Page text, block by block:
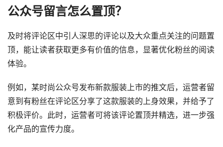
公众号留言怎么置顶？
及时将评论区中引人深思的评论以及大众重点关注的问题置
顶，能让读者获取更多有价值的信息，显著优化粉丝的阅读
体验。
例如，某时尚公众号发布新款服装上市的推文后，运营者留
意到有粉丝在评论区分享了这款服装的上身效果，并给予了
积极评价。此时，运营者可将该评论置顶并精选，进一步强
化产品的宣传力度。